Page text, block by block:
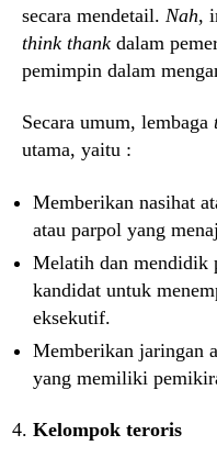
secara mendetail. Nah,
think thank dalam
pemimpin dalam
Secara umum, lembaga
utama, yaitu :
Memberikan nasihat
atau parpol yang
Melatih dan mendidik
kandidat untuk
eksekutif.
Memberikan jaringan
yang memiliki
Kelompok teroris